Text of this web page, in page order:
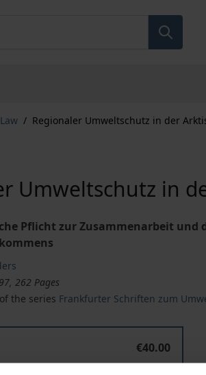
/ Regionaler Umweltschutz in der
Umweltschutz in
Pflicht zur Zusammenarbeit
262 Pages
the series Frankfurter Schriften zum
€40.00